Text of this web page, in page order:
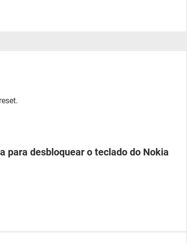
para desbloquear o teclado do Nokia